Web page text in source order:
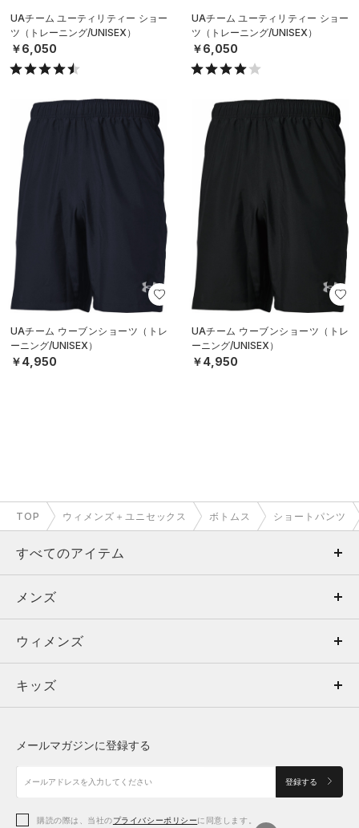
UAチーム ユーティリティー ショー
ツ（トレーニング/UNISEX）
￥6,050
UAチーム ユーティリティー ショー
ツ（トレーニング/UNISEX）
￥6,050
UAチーム ウーブンショーツ（トレ
ーニング/UNISEX）
￥4,950
UAチーム ウーブンショーツ（トレ
ーニング/UNISEX）
￥4,950
TOP ウィメンズ＋ユニセックス ボトムス ショートパンツ
すべてのアイテム
メンズ
ウィメンズ
キッズ
アクセサリー
メンズ
トップス
ボトムス
アクセサリー
ウィメンズ
トップス
シューズ
アクセサリー
キッズ
シューズ
メールマガジンに登録する
登録する
購読の際は、当社のプライバシーポリシーに同意します。